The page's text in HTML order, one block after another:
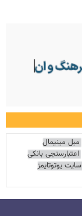
مبل مینیمال
اعتبارسنجی بانکی
سایت یوتوتایمز